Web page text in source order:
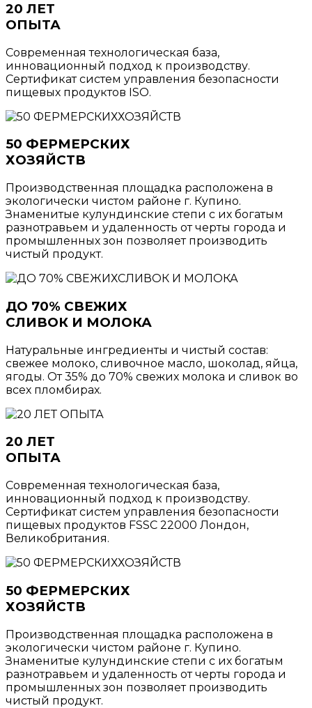
20 ЛЕТ
ОПЫТА
Современная технологическая база,
инновационный подход к производству.
Сертификат систем управления безопасности
пищевых продуктов ISO.
50 ФЕРМЕРСКИХ
ХОЗЯЙСТВ
Производственная площадка расположена в
экологически чистом районе г. Купино.
Знаменитые кулундинские степи с их богатым
разнотравьем и удаленность от черты города и
промышленных зон позволяет производить
чистый продукт.
ДО 70% СВЕЖИХ
СЛИВОК И МОЛОКА
Натуральные ингредиенты и чистый состав:
свежее молоко, сливочное масло, шоколад, яйца,
ягоды. От 35% до 70% свежих молока и сливок во
всех пломбирах.
20 ЛЕТ
ОПЫТА
Современная технологическая база,
инновационный подход к производству.
Сертификат систем управления безопасности
пищевых продуктов FSSC 22000 Лондон,
Великобритания.
50 ФЕРМЕРСКИХ
ХОЗЯЙСТВ
Производственная площадка расположена в
экологически чистом районе г. Купино.
Знаменитые кулундинские степи с их богатым
разнотравьем и удаленность от черты города и
промышленных зон позволяет производить
чистый продукт.